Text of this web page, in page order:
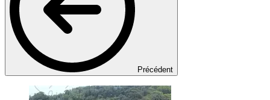
Précédent